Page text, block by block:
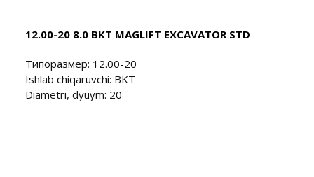
12.00-20 8.0 BKT MAGLIFT EXCAVATOR STD
Типоразмер: 12.00-20
Ishlab chiqaruvchi: BKT
Diametri, dyuym: 20